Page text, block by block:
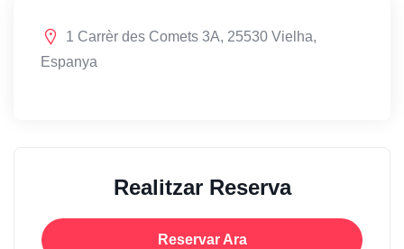
1 Carrèr des Comets 3A, 25530 Vielha,
Espanya
Realitzar Reserva
Reservar Ara